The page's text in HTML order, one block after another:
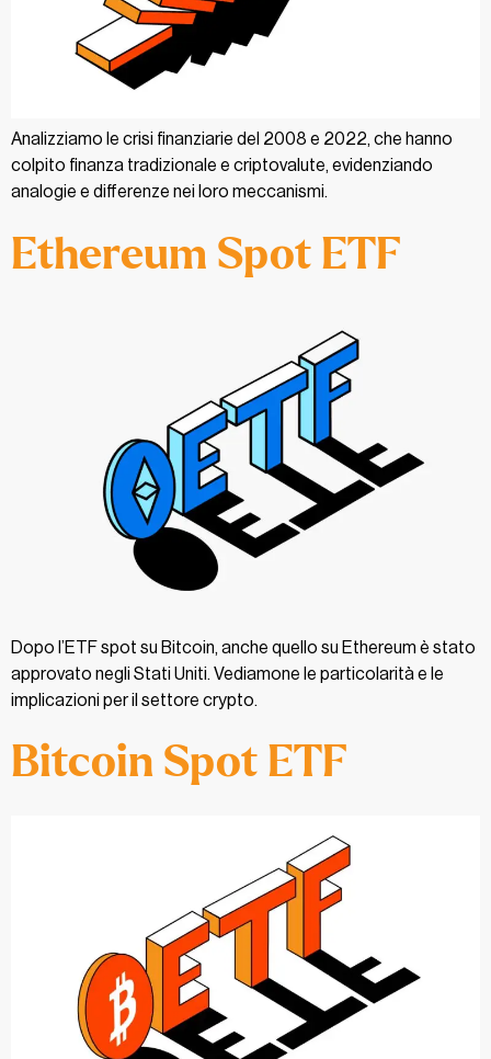
Analizziamo le crisi finanziarie del 2008 e 2022, che hanno
colpito finanza tradizionale e criptovalute, evidenziando
analogie e differenze nei loro meccanismi.
Ethereum Spot ETF
Dopo l’ETF spot su Bitcoin, anche quello su Ethereum è stato
approvato negli Stati Uniti. Vediamone le particolarità e le
implicazioni per il settore crypto.
Bitcoin Spot ETF